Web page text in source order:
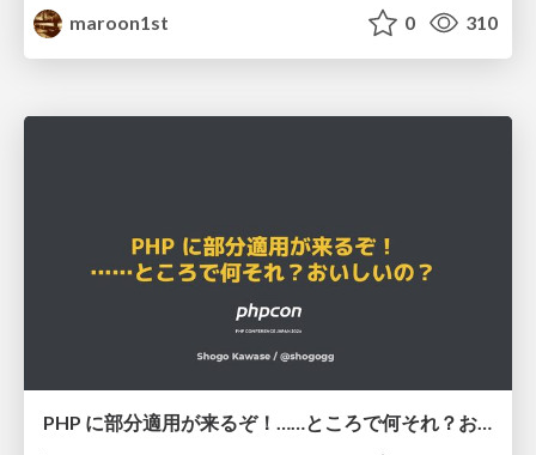
maroon1st
0 310
PHP に部分適用が来るぞ！……ところで何それ？おいしいの？ #phpcon / phpcon-2026